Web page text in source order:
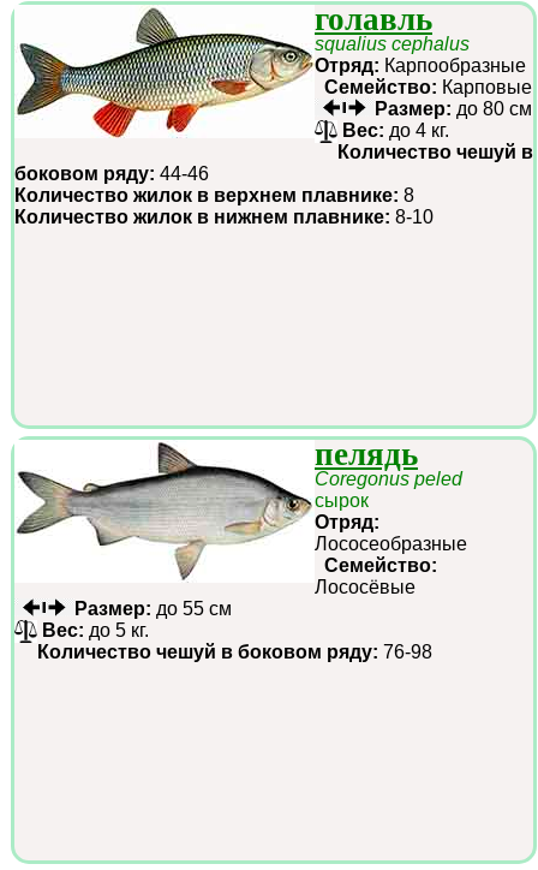
голавль
squalius cephalus
Отряд: Карпообразные
Семейство: Карповые
Размер: до 80 см
Вес: до 4 кг.
Количество чешуй в
боковом ряду: 44-46
Количество жилок в верхнем плавнике: 8
Количество жилок в нижнем плавнике: 8-10
пелядь
Coregonus peled
сырок
Отряд:
Лососеобразные
Семейство:
Лососёвые
Размер: до 55 см
Вес: до 5 кг.
Количество чешуй в боковом ряду: 76-98